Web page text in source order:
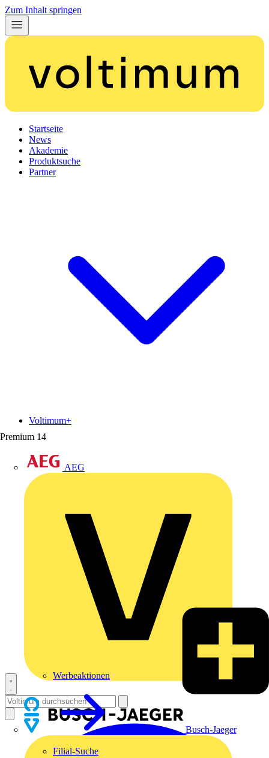
Zum Inhalt springen
Startseite
News
Akademie
Produktsuche
Partner
Premium 14
AEG
Busch-Jaeger
Voltimum+
Werbeaktionen
Filial-Suche